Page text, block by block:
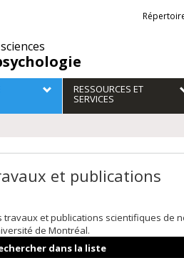
Liens
externes
RESSOURCES ET
SERVICES
et publications
travaux et publications scientifiques de
de Montréal.
dans la liste